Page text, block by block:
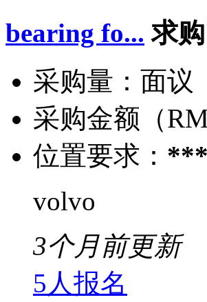
bearing fo... 求
采购量： 面议
采购金额（
位置要求：
volvo
3个月前更新
5人报名